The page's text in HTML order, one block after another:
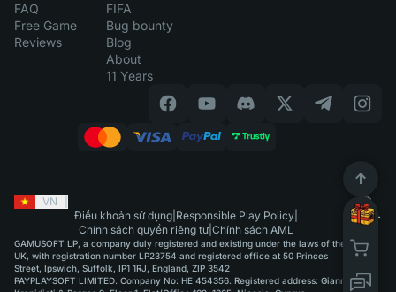
FAQ
Free Game
Reviews
FIFA
Bug bounty
Blog
About
11 Years
VN
Điều khoản sử dụng| Responsible Play Policy|
Chính sách quyền riêng tư| Chính sách AML
GAMUSOFT LP, a company duly registered and existing under the laws of the
UK, with registration number LP23754 and registered office at 50 Princes
Street, Ipswich, Suffolk, IP1 1RJ, England, ZIP 3542
PAYPLAYSOFT LIMITED. Company No: HE 454356. Registered address: Giannou